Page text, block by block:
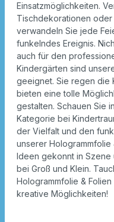
Einsatzmöglichkeiten.
Tischdekorationen
verwandeln Sie jede
funkelndes Ereignis.
auch für den
Kindergärten sind
geeignet. Sie regen die
bieten eine tolle
gestalten. Schauen Sie
Kategorie bei
der Vielfalt und den
unserer
Ideen gekonnt in
bei Groß und Klein.
Hologrammfolie &
kreative Möglichkeiten!